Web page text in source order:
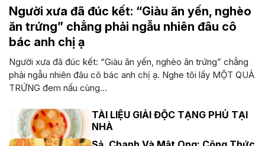
Người xưa đã đúc kết: “Giàu ăn yến, nghèo
ăn trứng” chẳng phải ngẫu nhiên đâu cô
bác anh chị ạ
Người xưa đã đúc kết: “Giàu ăn yến, nghèo ăn trứng” chẳng
phải ngẫu nhiên đâu cô bác anh chị ạ. Nghe tôi lấy MỘT QUẢ
TRỨNG đem nấu cùng...
TÀI LIỆU GIẢI ĐỘC TẠNG PHỦ TẠI
NHÀ